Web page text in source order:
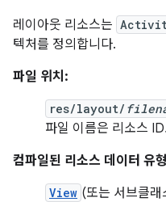
레이아웃 리소스는
텍처를 정의합니다.
파일 위치:
res/layout/
파일 이름은 리소스
컴파일된 리소스 데이터 유
View (또는 서브클래